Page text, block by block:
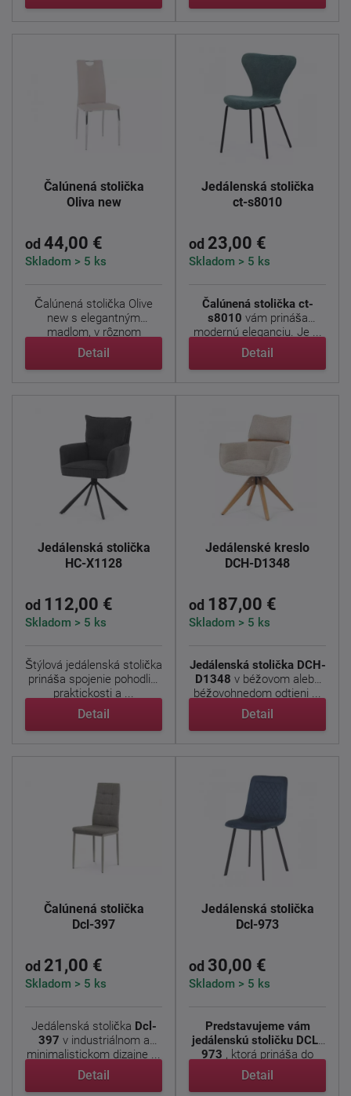
Čalúnená stolička
Oliva new
od 44,00 €
Skladom > 5 ks
Čalúnená stolička Olive
new s elegantným
madlom, v rôznom
farebnom ...
Detail
Jedálenská stolička
ct-s8010
od 23,00 €
Skladom > 5 ks
Čalúnená stolička ct-
s8010 vám prináša
modernú eleganciu. Je ...
Detail
Jedálenská stolička
HC-X1128
od 112,00 €
Skladom > 5 ks
Štýlová jedálenská stolička
prináša spojenie pohodlia,
praktickosti a ...
Detail
Jedálenské kreslo
DCH-D1348
od 187,00 €
Skladom > 5 ks
Jedálenská stolička DCH-
D1348 v béžovom alebo
béžovohnedom odtieni ...
Detail
Čalúnená stolička
Dcl-397
od 21,00 €
Skladom > 5 ks
Jedálenská stolička Dcl-
397 v industriálnom a
minimalistickom dizajne ...
Detail
Jedálenská stolička
Dcl-973
od 30,00 €
Skladom > 5 ks
Predstavujeme vám
jedálenskú stoličku DCL-
973 , ktorá prináša do
vášho ...
Detail